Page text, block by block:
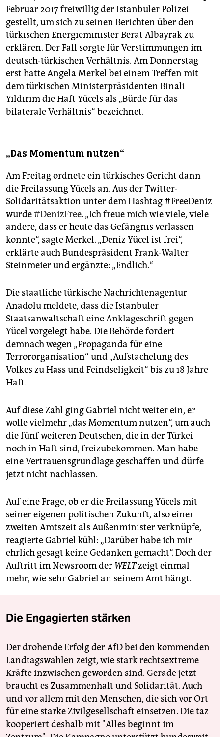
Februar 2017 freiwillig der Istanbuler Polizei
gestellt, um sich zu seinen Berichten über den
türkischen Energieminister Berat Albayrak zu
erklären. Der Fall sorgte für Verstimmungen im
deutsch-türkischen Verhältnis. Am Donnerstag
erst hatte Angela Merkel bei einem Treffen mit
dem türkischen Ministerpräsidenten Binali
Yildirim die Haft Yücels als „Bürde für das
bilaterale Verhältnis“ bezeichnet.
„Das Momentum nutzen“
Am Freitag ordnete ein türkisches Gericht dann
die Freilassung Yücels an. Aus der Twitter-
Solidaritätsaktion unter dem Hashtag #FreeDeniz
wurde#DenizFree. „Ich freue mich wie viele, viele
andere, dass er heute das Gefängnis verlassen
konnte“, sagte Merkel. „Deniz Yücel ist frei“,
erklärte auch Bundespräsident Frank-Walter
Steinmeier und ergänzte: „Endlich.“
Die staatliche türkische Nachrichtenagentur
Anadolu meldete, dass die Istanbuler
Staatsanwaltschaft eine Anklageschrift gegen
Yücel vorgelegt habe. Die Behörde fordert
demnach wegen „Propaganda für eine
Terrororganisation“ und „Aufstachelung des
Volkes zu Hass und Feindseligkeit“ bis zu 18 Jahre
Haft.
Auf diese Zahl ging Gabriel nicht weiter ein, er
wolle vielmehr „das Momentum nutzen“, um auch
die fünf weiteren Deutschen, die in der Türkei
noch in Haft sind, freizubekommen. Man habe
eine Vertrauensgrundlage geschaffen und dürfe
jetzt nicht nachlassen.
Auf eine Frage, ob er die Freilassung Yücels mit
seiner eigenen politischen Zukunft, also einer
zweiten Amtszeit als Außenminister verknüpfe,
reagierte Gabriel kühl: „Darüber habe ich mir
ehrlich gesagt keine Gedanken gemacht“. Doch der
Auftritt im Newsroom der WELTzeigt einmal
mehr, wie sehr Gabriel an seinem Amt hängt.
Die Engagierten stärken
Der drohende Erfolg der AfD bei den kommenden
Landtagswahlen zeigt, wie stark rechtsextreme
Kräfte inzwischen geworden sind. Gerade jetzt
braucht es Zusammenhalt und Solidarität. Auch
und vor allem mit den Menschen, die sich vor Ort
für eine starke Zivilgesellschaft einsetzen. Die taz
kooperiert deshalb mit "Alles beginnt im